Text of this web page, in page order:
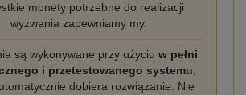
monety potrzebne do realizacji
wyzwania zapewniamy my.
są wykonywane przy użyciu w pełni
i przetestowanego systemu
dobiera rozwiązanie. Nie